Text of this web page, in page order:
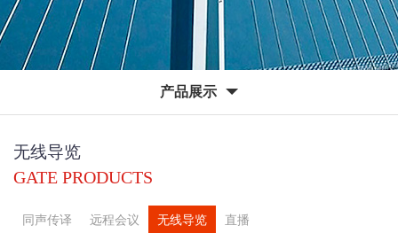
产品展示
无线导览
GATE PRODUCTS
同声传译 远程会议 无线导览 直播